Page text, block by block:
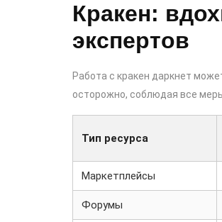
Кракен:
экспертов
Работа с кракен даркнет
осторожно, соблюдая все
Тип ресурса
Маркетплейсы
Форумы